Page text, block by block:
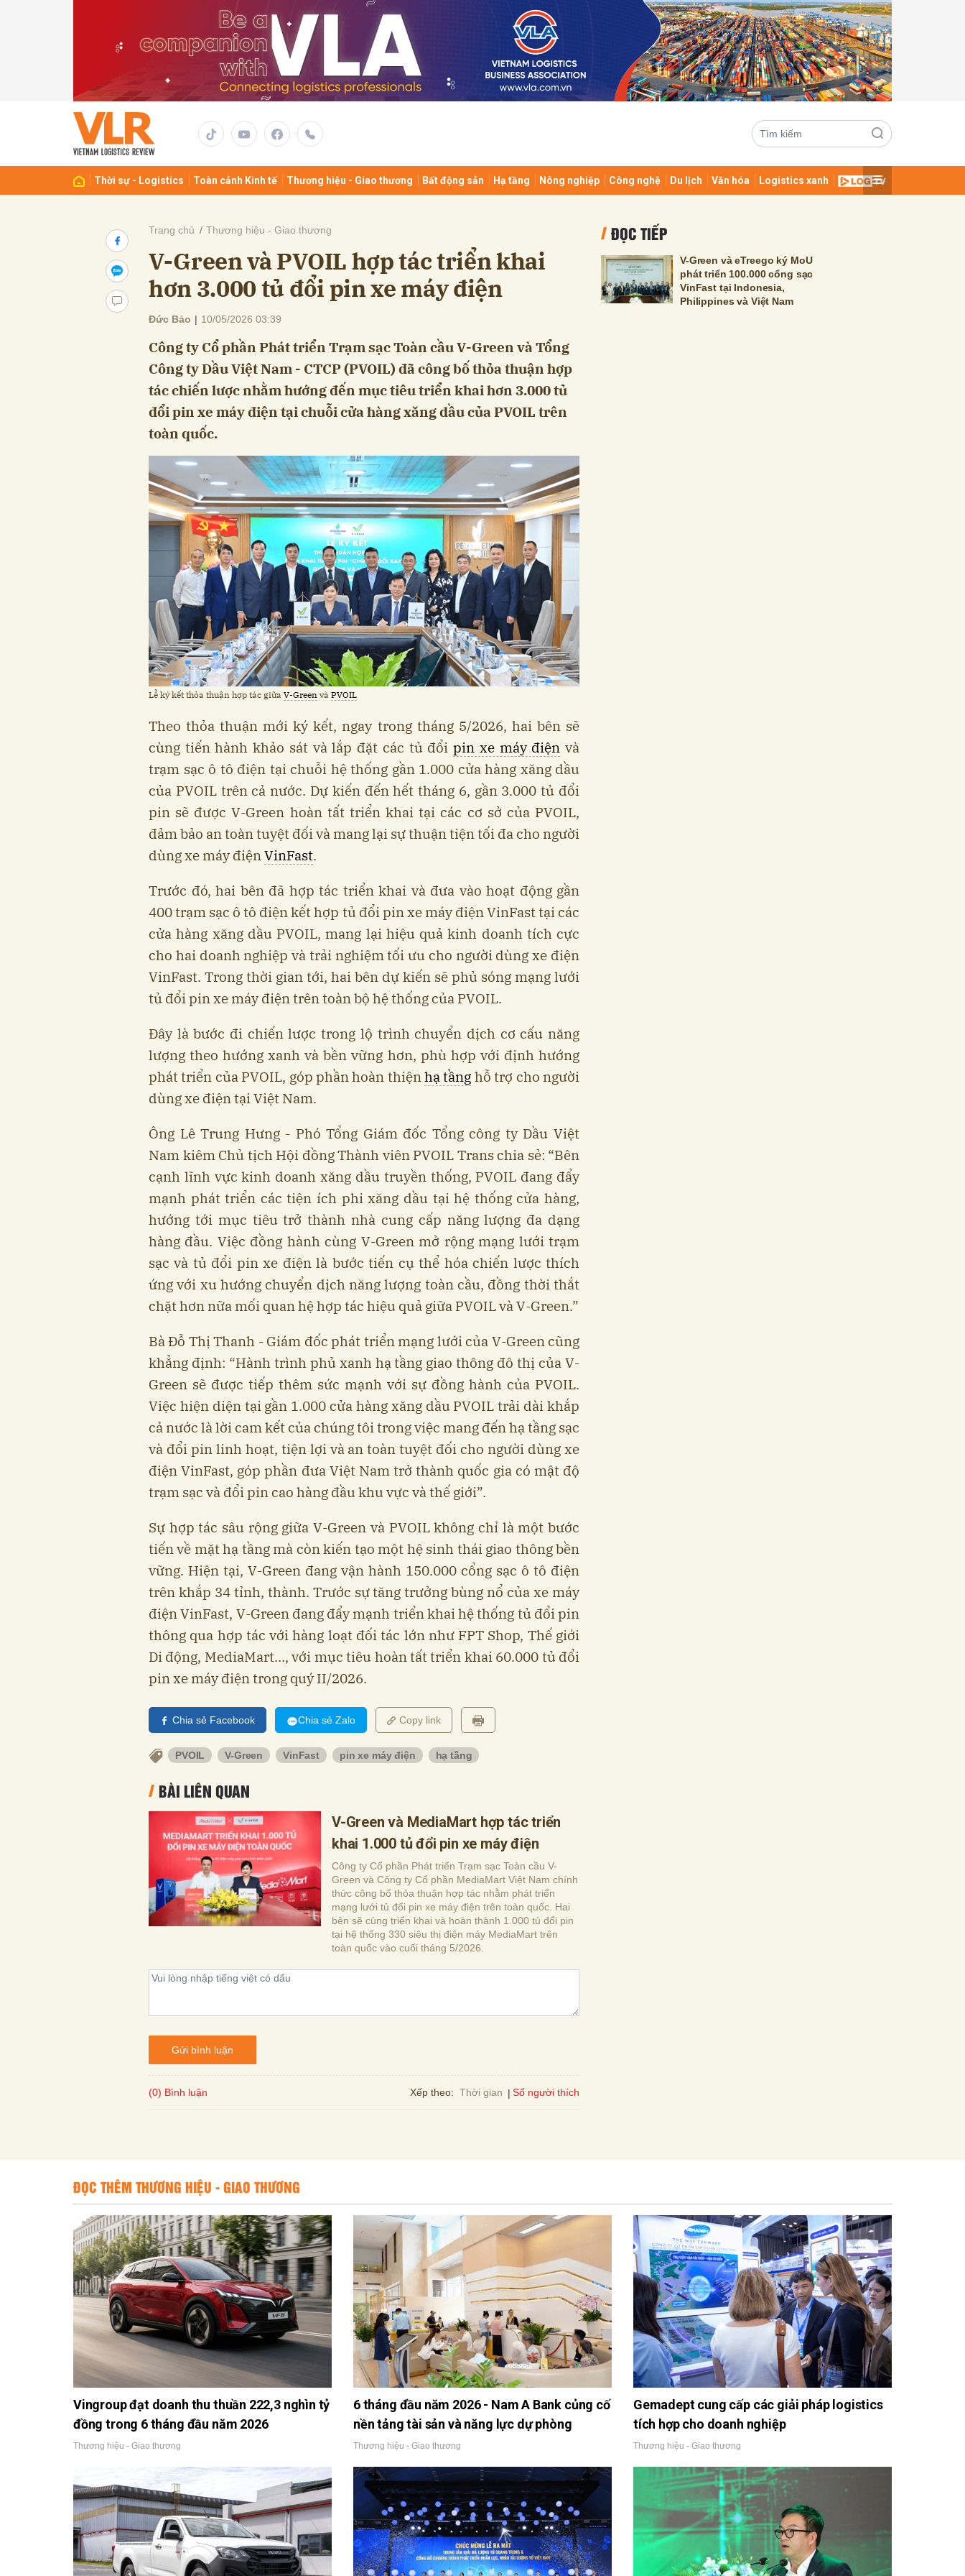
Thời sự - Logistics Toàn cảnh Kinh tế Thương hiệu - Giao thương Bất động sản Hạ tầng Nông nghiệp Công nghệ Du lịch Văn hóa Logistics xanh
Trang chủ Thương hiệu - Giao thương
V-Green và PVOIL hợp tác triển khai
hơn 3.000 tủ đổi pin xe máy điện
Đức Bảo | 10/05/2026 03:39
Công ty Cổ phần Phát triển Trạm sạc Toàn cầu V-Green và Tổng
Công ty Dầu Việt Nam - CTCP (PVOIL) đã công bố thỏa thuận hợp
tác chiến lược nhằm hướng đến mục tiêu triển khai hơn 3.000 tủ
đổi pin xe máy điện tại chuỗi cửa hàng xăng dầu của PVOIL trên
toàn quốc.
Lễ ký kết thỏa thuận hợp tác giữa V-Green và PVOIL
Theo thỏa thuận mới ký kết, ngay trong tháng 5/2026, hai bên sẽ
cùng tiến hành khảo sát và lắp đặt các tủ đổipin xe máy điện và
trạm sạc ô tô điện tại chuỗi hệ thống gần 1.000 cửa hàng xăng dầu
của PVOIL trên cả nước. Dự kiến đến hết tháng 6, gần 3.000 tủ đổi
pin sẽ được V-Green hoàn tất triển khai tại các cơ sở của PVOIL,
đảm bảo an toàn tuyệt đối và mang lại sự thuận tiện tối đa cho người
dùng xe máy điệnVinFast.
Trước đó, hai bên đã hợp tác triển khai và đưa vào hoạt động gần
400 trạm sạc ô tô điện kết hợp tủ đổi pin xe máy điện VinFast tại các
cửa hàng xăng dầu PVOIL, mang lại hiệu quả kinh doanh tích cực
cho hai doanh nghiệp và trải nghiệm tối ưu cho người dùng xe điện
VinFast. Trong thời gian tới, hai bên dự kiến sẽ phủ sóng mạng lưới
tủ đổi pin xe máy điện trên toàn bộ hệ thống của PVOIL.
Đây là bước đi chiến lược trong lộ trình chuyển dịch cơ cấu năng
lượng theo hướng xanh và bền vững hơn, phù hợp với định hướng
phát triển của PVOIL, góp phần hoàn thiệnhạ tầng hỗ trợ cho người
dùng xe điện tại Việt Nam.
Ông Lê Trung Hưng - Phó Tổng Giám đốc Tổng công ty Dầu Việt
Nam kiêm Chủ tịch Hội đồng Thành viên PVOIL Trans chia sẻ: “Bên
cạnh lĩnh vực kinh doanh xăng dầu truyền thống, PVOIL đang đẩy
mạnh phát triển các tiện ích phi xăng dầu tại hệ thống cửa hàng,
hướng tới mục tiêu trở thành nhà cung cấp năng lượng đa dạng
hàng đầu. Việc đồng hành cùng V-Green mở rộng mạng lưới trạm
sạc và tủ đổi pin xe điện là bước tiến cụ thể hóa chiến lược thích
ứng với xu hướng chuyển dịch năng lượng toàn cầu, đồng thời thắt
chặt hơn nữa mối quan hệ hợp tác hiệu quả giữa PVOIL và V-Green.”
Bà Đỗ Thị Thanh - Giám đốc phát triển mạng lưới của V-Green cũng
khẳng định: “Hành trình phủ xanh hạ tầng giao thông đô thị của V-
Green sẽ được tiếp thêm sức mạnh với sự đồng hành của PVOIL.
Việc hiện diện tại gần 1.000 cửa hàng xăng dầu PVOIL trải dài khắp
cả nước là lời cam kết của chúng tôi trong việc mang đến hạ tầng sạc
và đổi pin linh hoạt, tiện lợi và an toàn tuyệt đối cho người dùng xe
điện VinFast, góp phần đưa Việt Nam trở thành quốc gia có mật độ
trạm sạc và đổi pin cao hàng đầu khu vực và thế giới”.
Sự hợp tác sâu rộng giữa V-Green và PVOIL không chỉ là một bước
tiến về mặt hạ tầng mà còn kiến tạo một hệ sinh thái giao thông bền
vững. Hiện tại, V-Green đang vận hành 150.000 cổng sạc ô tô điện
trên khắp 34 tỉnh, thành. Trước sự tăng trưởng bùng nổ của xe máy
điện VinFast, V-Green đang đẩy mạnh triển khai hệ thống tủ đổi pin
thông qua hợp tác với hàng loạt đối tác lớn như FPT Shop, Thế giới
Di động, MediaMart…, với mục tiêu hoàn tất triển khai 60.000 tủ đổi
pin xe máy điện trong quý II/2026.
Chia sẻ Facebook Chia sẻ Zalo Copy link
PVOIL V-Green VinFast pin xe máy điện hạ tầng
BÀI LIÊN QUAN
V-Green và MediaMart hợp tác triển
khai 1.000 tủ đổi pin xe máy điện
Công ty Cổ phần Phát triển Trạm sạc Toàn cầu V-
Green và Công ty Cổ phần MediaMart Việt Nam chính
thức công bố thỏa thuận hợp tác nhằm phát triển
mạng lưới tủ đổi pin xe máy điện trên toàn quốc. Hai
bên sẽ cùng triển khai và hoàn thành 1.000 tủ đổi pin
tại hệ thống 330 siêu thị điện máy MediaMart trên
toàn quốc vào cuối tháng 5/2026.
Gửi bình luận
(0) Bình luận Xếp theo: Thời gian Số người thích
ĐỌC TIẾP
V-Green và eTreego ký MoU
phát triển 100.000 cổng sạc
VinFast tại Indonesia,
Philippines và Việt Nam
ĐỌC THÊM THƯƠNG HIỆU - GIAO THƯƠNG
Vingroup đạt doanh thu thuần 222,3 nghìn tỷ
đồng trong 6 tháng đầu năm 2026
Thương hiệu - Giao thương
6 tháng đầu năm 2026 - Nam A Bank củng cố
nền tảng tài sản và năng lực dự phòng
Thương hiệu - Giao thương
Gemadept cung cấp các giải pháp logistics
tích hợp cho doanh nghiệp
Thương hiệu - Giao thương
Gửi bình luận